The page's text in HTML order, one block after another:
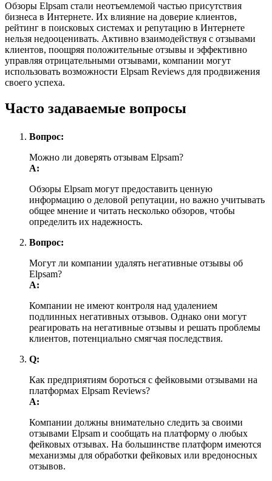
Обзоры Elpsam стали неотъемлемой частью присутствия
бизнеса в Интернете. Их влияние на доверие клиентов,
рейтинг в поисковых системах и репутацию в Интернете
нельзя недооценивать. Активно взаимодействуя с отзывами
клиентов, поощряя положительные отзывы и эффективно
управляя отрицательными отзывами, компании могут
использовать возможности Elpsam Reviews для продвижения
своего успеха.
Часто задаваемые вопросы
Вопрос:
Можно ли доверять отзывам Elpsam?
А:
Обзоры Elpsam могут предоставить ценную
информацию о деловой репутации, но важно учитывать
общее мнение и читать несколько обзоров, чтобы
определить их надежность.
Вопрос:
Могут ли компании удалять негативные отзывы об
Elpsam?
А:
Компании не имеют контроля над удалением
подлинных негативных отзывов. Однако они могут
реагировать на негативные отзывы и решать проблемы
клиентов, потенциально смягчая последствия.
Q:
Как предприятиям бороться с фейковыми отзывами на
платформах Elpsam Reviews?
А:
Компании должны внимательно следить за своими
отзывами Elpsam и сообщать на платформу о любых
фейковых отзывах. На большинстве платформ имеются
механизмы для обработки фейковых или вредоносных
отзывов.